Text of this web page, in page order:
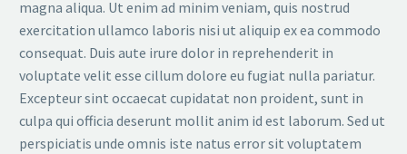
magna aliqua. Ut enim ad minim veniam, quis nostrud
exercitation ullamco laboris nisi ut aliquip ex ea commodo
consequat. Duis aute irure dolor in reprehenderit in
voluptate velit esse cillum dolore eu fugiat nulla pariatur.
Excepteur sint occaecat cupidatat non proident, sunt in
culpa qui officia deserunt mollit anim id est laborum. Sed ut
perspiciatis unde omnis iste natus error sit voluptatem